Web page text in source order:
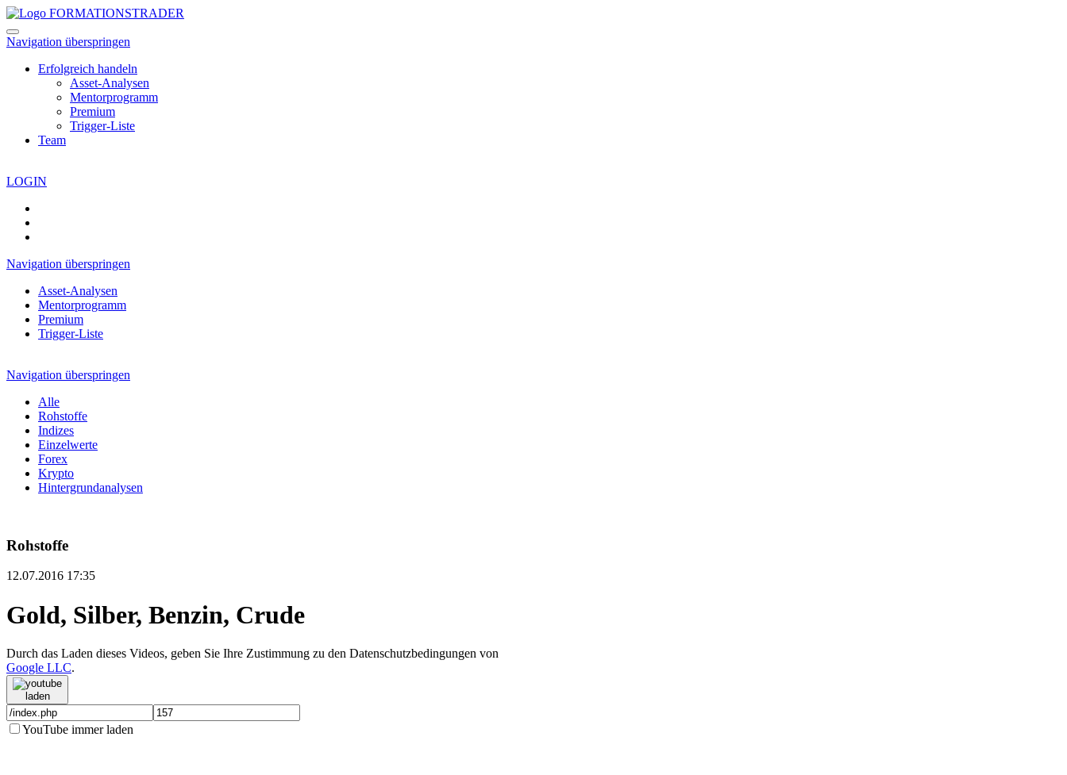
Navigation überspringen
Erfolgreich handeln
Asset-Analysen
Mentorprogramm
Premium
Trigger-Liste
Team
LOGIN
Navigation überspringen
Asset-Analysen
Mentorprogramm
Premium
Trigger-Liste
Navigation überspringen
Alle
Rohstoffe
Indizes
Einzelwerte
Forex
Krypto
Hintergrundanalysen
Rohstoffe
12.07.2016 17:35
Gold, Silber, Benzin, Crude
Durch das Laden dieses Videos, geben Sie Ihre Zustimmung zu den Datenschutzbedingungen von
Google LLC.
laden
YouTube immer laden